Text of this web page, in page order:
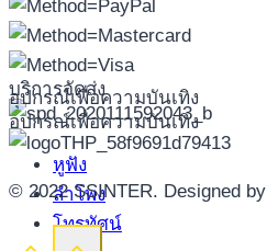
อุปกรณ์เพื่อความบันเทิง
อุปกรณ์เพื่อความบันเทิง
หูฟัง
ลำโพง
โทรทัศน์
บริการจัดส่ง
© 2022 SSINTER. Designed by